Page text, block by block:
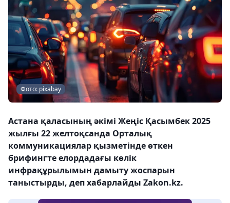
Фото: pixabay
Астана қаласының әкімі Жеңіс Қасымбек 2025
жылғы 22 желтоқсанда Орталық
коммуникациялар қызметінде өткен
брифингте елордадағы көлік
инфрақұрылымын дамыту жоспарын
таныстырды, деп хабарлайды Zakon.kz.